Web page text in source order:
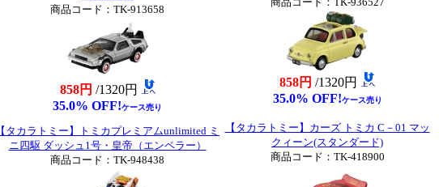
商品コード：TK-913658
858円 /1320円
35.0% OFF!ケース売り
858円 /1320円
35.0% OFF!ケース売り
【タカラトミー】トミカプレミアムunlimited ミ
ニ四駆 ダッシュ1号・皇帝（エンペラー）
商品コード：TK-948438
【タカラトミー】カーズ トミカ C－01 マッ
クィーン(スタンダード)
商品コード：TK-418900